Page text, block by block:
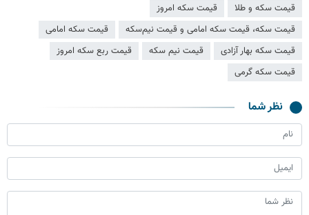
قیمت سکه و طلا
قیمت سکه امروز
قیمت سکه، قیمت سکه امامی و قیمت نیم‌سکه
قیمت سکه امامی
قیمت سکه بهار آزادی
قیمت نیم سکه
قیمت ربع سکه امروز
قیمت سکه گرمی
نظر شما